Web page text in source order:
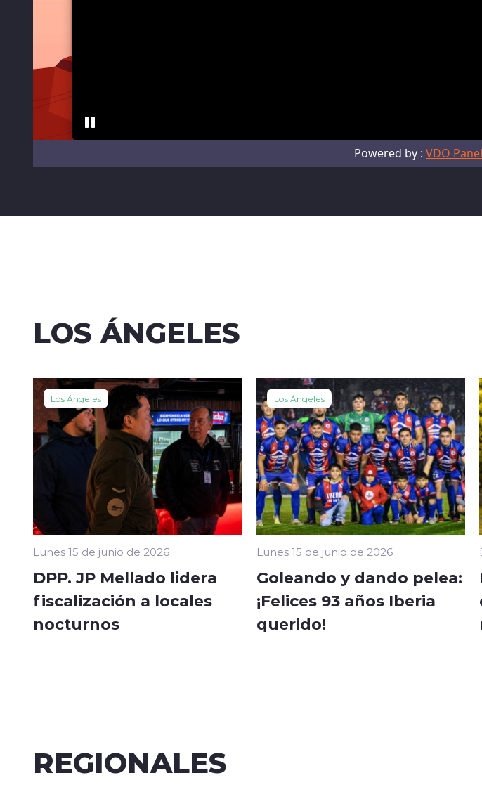
LOS ÁNGELES
Los Ángeles
Lunes 15 de junio de 2026
DPP. JP Mellado lidera
fiscalización a locales
nocturnos
Los Ángeles
Lunes 15 de junio de 2026
Goleando y dando pelea:
¡Felices 93 años Iberia
querido!
REGIONALES